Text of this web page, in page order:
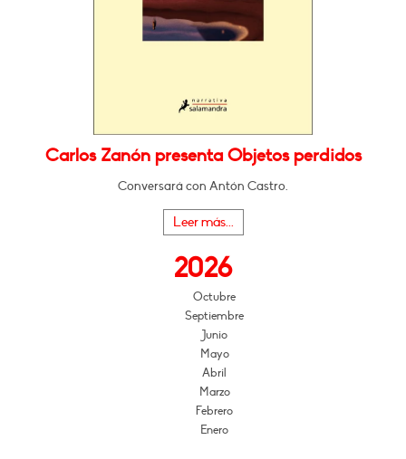
Carlos Zanón presenta Objetos perdidos
Conversará con Antón Castro.
Leer más...
2026
Octubre
Septiembre
Junio
Mayo
Abril
Marzo
Febrero
Enero